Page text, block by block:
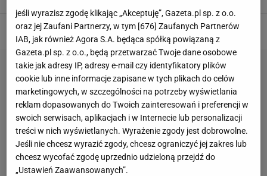
jeśli wyrazisz zgodę klikając „Akceptuję”, Gazeta.pl sp. z o.o.
oraz jej Zaufani Partnerzy, w tym [676] Zaufanych Partnerów
IAB, jak również Agora S.A. będąca spółką powiązaną z
Gazeta.pl sp. z o.o., będą przetwarzać Twoje dane osobowe
takie jak adresy IP, adresy e-mail czy identyfikatory plików
cookie lub inne informacje zapisane w tych plikach do celów
marketingowych, w szczególności na potrzeby wyświetlania
reklam dopasowanych do Twoich zainteresowań i preferencji w
swoich serwisach, aplikacjach i w Internecie lub personalizacji
treści w nich wyświetlanych. Wyrażenie zgody jest dobrowolne.
Jeśli nie chcesz wyrazić zgody, chcesz ograniczyć jej zakres lub
chcesz wycofać zgodę uprzednio udzieloną przejdź do
„Ustawień Zaawansowanych”.